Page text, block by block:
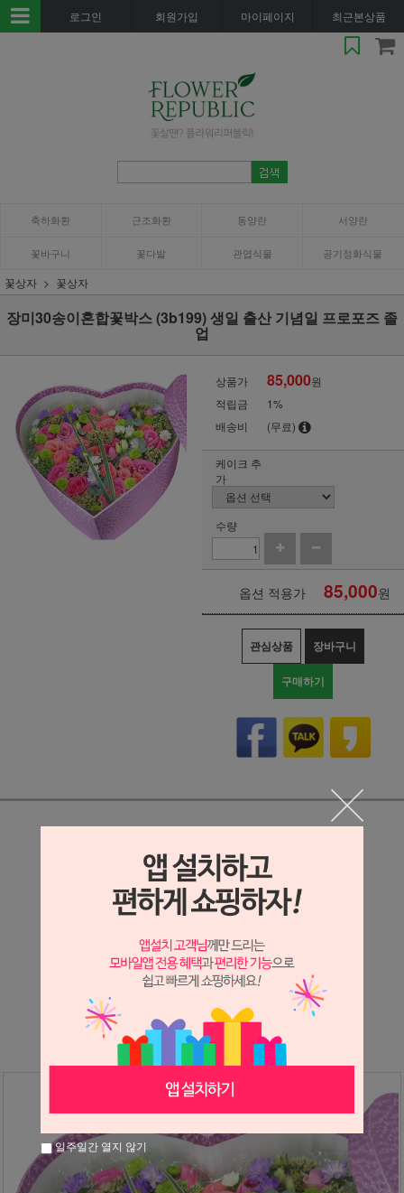
로그인 회원가입 마이페이지 최근본상품
축하화환 근조화환 동양란 서양란
꽃바구니 꽃다발 관엽식물 공기정화식물
꽃상자 꽃상자
장미30송이혼합꽃박스 (3b199) 생일 출산 기념일 프로포즈 졸
업
상품가 85,000원
적립금
1%
배송비
(무료)
케이크 추
가
수량
옵션 적용가 85,000원
관심상품 장바구니
구매하기
상세 정보를 확대해 보실 수 있습니다.
※ 필독해주세요 ※
장미는 시세 변동에 따라 가격이 달라질 수 있으니
일주일간 열지 않기